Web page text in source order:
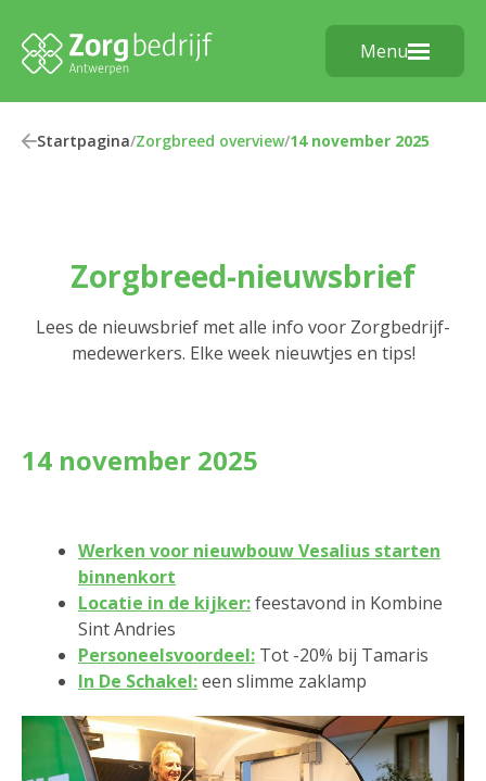
Menu
Startpagina/Zorgbreed overview/14 november 2025
Zorgbreed-nieuwsbrief
Lees de nieuwsbrief met alle info voor Zorgbedrijf-
medewerkers. Elke week nieuwtjes en tips!
14 november 2025
Werken voor nieuwbouw Vesalius starten
binnenkort
Locatie in de kijker:feestavond in Kombine
Sint Andries
Personeelsvoordeel: Tot -20% bij Tamaris
In De Schakel:een slimme zaklamp